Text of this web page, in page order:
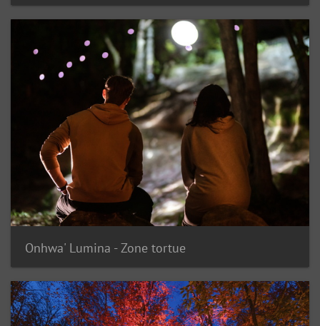
Onhwa' Lumina - Zone tortue